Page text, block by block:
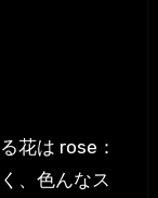
花は rose：
、色んなス